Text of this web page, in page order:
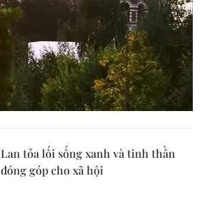
Lan tỏa lối sống xanh và tinh thần
đóng góp cho xã hội